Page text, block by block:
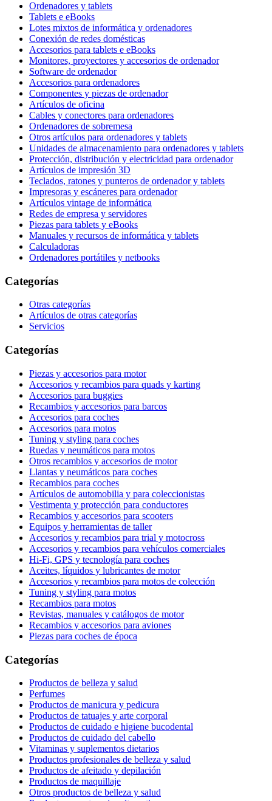
Ordenadores y tablets
Tablets e eBooks
Lotes mixtos de informática y ordenadores
Conexión de redes domésticas
Accesorios para tablets e eBooks
Monitores, proyectores y accesorios de ordenador
Software de ordenador
Accesorios para ordenadores
Componentes y piezas de ordenador
Artículos de oficina
Cables y conectores para ordenadores
Ordenadores de sobremesa
Otros artículos para ordenadores y tablets
Unidades de almacenamiento para ordenadores y tablets
Protección, distribución y electricidad para ordenador
Artículos de impresión 3D
Teclados, ratones y punteros de ordenador y tablets
Impresoras y escáneres para ordenador
Artículos vintage de informática
Redes de empresa y servidores
Piezas para tablets y eBooks
Manuales y recursos de informática y tablets
Calculadoras
Ordenadores portátiles y netbooks
Categorías
Otras categorías
Artículos de otras categorías
Servicios
Categorías
Piezas y accesorios para motor
Accesorios y recambios para quads y karting
Accesorios para buggies
Recambios y accesorios para barcos
Accesorios para coches
Accesorios para motos
Tuning y styling para coches
Ruedas y neumáticos para motos
Otros recambios y accesorios de motor
Llantas y neumáticos para coches
Recambios para coches
Artículos de automobilia y para coleccionistas
Vestimenta y protección para conductores
Recambios y accesorios para scooters
Equipos y herramientas de taller
Accesorios y recambios para trial y motocross
Accesorios y recambios para vehículos comerciales
Hi-Fi, GPS y tecnología para coches
Aceites, líquidos y lubricantes de motor
Accesorios y recambios para motos de colección
Tuning y styling para motos
Recambios para motos
Revistas, manuales y catálogos de motor
Recambios y accesorios para aviones
Piezas para coches de época
Categorías
Productos de belleza y salud
Perfumes
Productos de manicura y pedicura
Productos de tatuajes y arte corporal
Productos de cuidado e higiene bucodental
Productos de cuidado del cabello
Vitaminas y suplementos dietarios
Productos profesionales de belleza y salud
Productos de afeitado y depilación
Productos de maquillaje
Otros productos de belleza y salud